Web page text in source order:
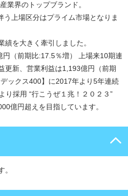
業界のトップブランド。
上場区分はプライム市場となりま
を大きく牽引しました。
（前期比:17.5％増） 上場来10期連
更新、営業利益は1,193億円（前期
ックス400】に2017年より5年連続
り採用 “行こうぜ１兆！２０２３”
億円超えを目指しています。